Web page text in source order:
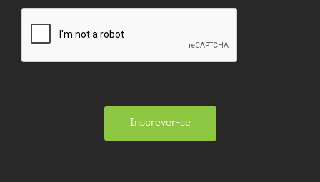
Inscrever-se